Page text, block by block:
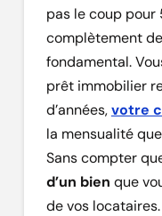
pas le coup pour
complètement
fondamental.
prêt immobilier
d’années,votre
la mensualité
Sans compter
d’un bien que
de vos locataires.